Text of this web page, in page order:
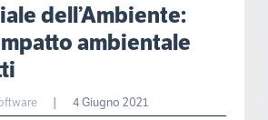
dell’Ambiente:
ambientale
| 4 Giugno 2021